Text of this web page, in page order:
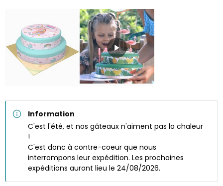
Information
C'est l'été, et nos gâteaux n'aiment pas la chaleur
!
C'est donc à contre-coeur que nous
interrompons leur expédition. Les prochaines
expéditions auront lieu le 24/08/2026.